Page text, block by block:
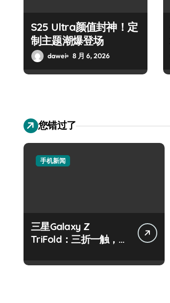
S25 Ultra颜值封神！定
制主题潮爆登场
dawei 8 月 6, 2026
您错过了
手机新闻
三星Galaxy Z
TriFold：三折一触，未